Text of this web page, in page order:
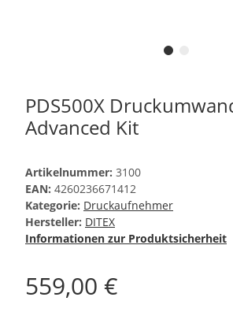
PDS500X
Advanced Kit
Artikelnummer: 3100
EAN: 4260236671412
Kategorie: Druckaufnehmer
Hersteller: DITEX
Informationen zur Produktsicherheit
559,00 €